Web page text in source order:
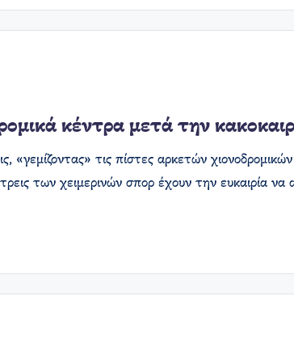
κέντρα μετά την
«γεμίζοντας» τις πίστες αρκετών
των χειμερινών σπορ έχουν την ευκαιρία να